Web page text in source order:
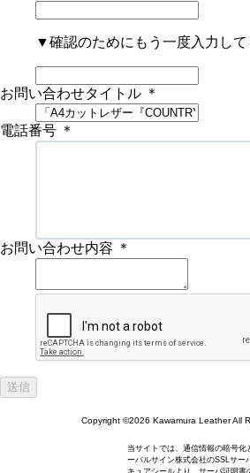
▼確認のためにもう一度入力して
お問い合わせタイトル ＊
電話番号 ＊
お問い合わせ内容 ＊
Copyright ©2026 Kawamura Leather All
当サイトでは、通信情報の暗号
ーバルサイン株式会社のSSLサー